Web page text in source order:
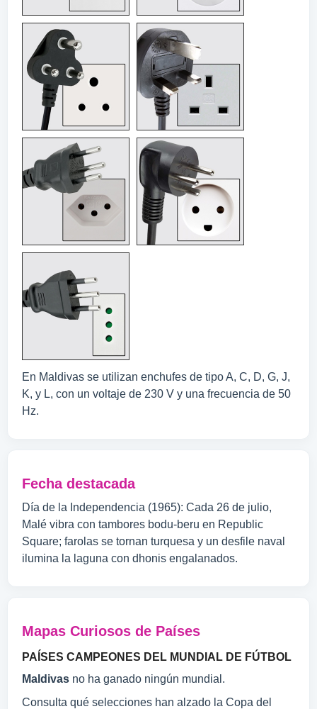
En Maldivas se utilizan enchufes de tipo A, C, D, G, J,
K, y L, con un voltaje de 230 V y una frecuencia de 50
Hz.
Fecha destacada
Día de la Independencia (1965): Cada 26 de julio,
Malé vibra con tambores bodu-beru en Republic
Square; farolas se tornan turquesa y un desfile naval
ilumina la laguna con dhonis engalanados.
Mapas Curiosos de Países
PAÍSES CAMPEONES DEL MUNDIAL DE FÚTBOL
Maldivas no ha ganado ningún mundial.
Consulta qué selecciones han alzado la Copa del